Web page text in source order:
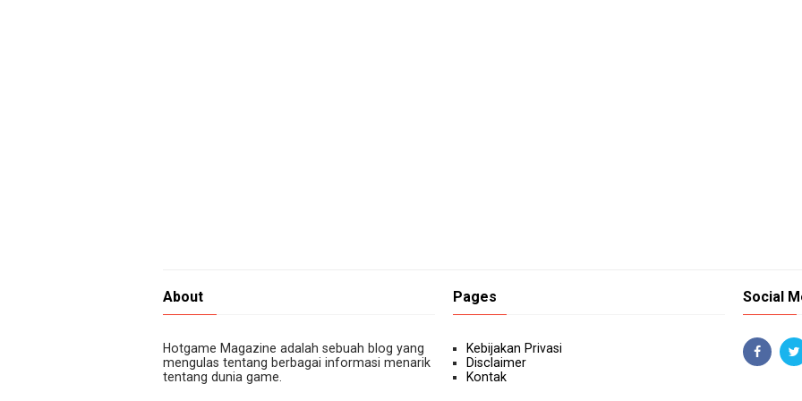
About
Hotgame Magazine adalah sebuah blog yang
mengulas tentang berbagai informasi menarik
tentang dunia game.
Pages
Kebijakan Privasi
Disclaimer
Kontak
Social